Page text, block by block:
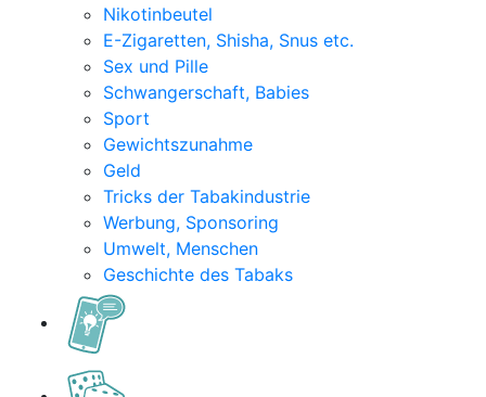
Nikotinbeutel
E-Zigaretten, Shisha, Snus etc.
Sex und Pille
Schwangerschaft, Babies
Sport
Gewichtszunahme
Geld
Tricks der Tabakindustrie
Werbung, Sponsoring
Umwelt, Menschen
Geschichte des Tabaks